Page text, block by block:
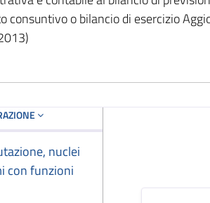
consuntivo o bilancio di esercizio
nuclei
con funzioni